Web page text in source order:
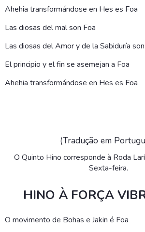
Ahehia transformándose en Hes es Foa
Las diosas del mal son Foa
Las diosas del Amor y de la Sabiduría
El principio y el fin se asemejan a Foa
Ahehia transformándose en Hes es Foa
(Tradução em
O Quinto Hino corresponde à Roda
Sexta-feira.
HINO À FORÇA
O movimento de Bohas e Jakin é Foa